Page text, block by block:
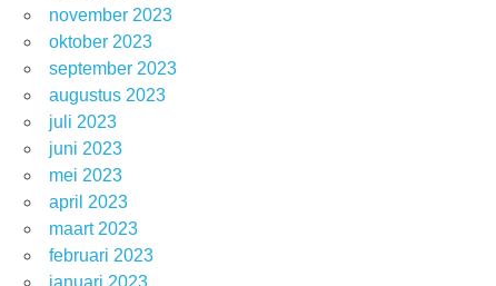
november 2023
oktober 2023
september 2023
augustus 2023
juli 2023
juni 2023
mei 2023
april 2023
maart 2023
februari 2023
januari 2023